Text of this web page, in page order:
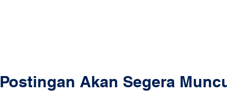
Postingan Akan Segera